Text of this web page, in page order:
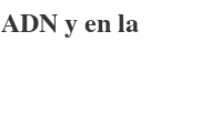
y en la